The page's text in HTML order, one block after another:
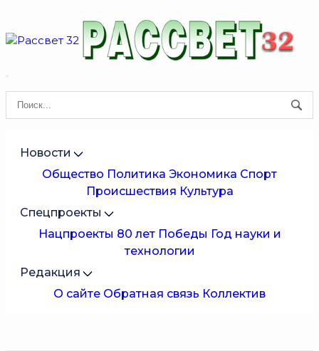
Новости
Общество Политика Экономика Спорт
Происшествия Культура
Спецпроекты
Нацпроекты 80 лет Победы Год науки и
технологии
Редакция
О сайте Обратная связь Коллектив